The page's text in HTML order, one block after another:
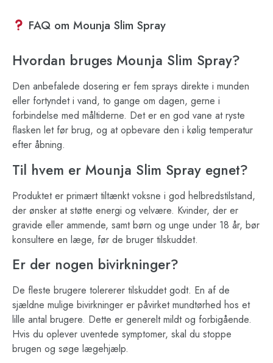
FAQ om Mounja Slim Spray
Hvordan bruges Mounja Slim Spray?
Den anbefalede dosering er fem sprays direkte i munden
eller fortyndet i vand, to gange om dagen, gerne i
forbindelse med måltiderne. Det er en god vane at ryste
flasken let før brug, og at opbevare den i kølig temperatur
efter åbning.
Til hvem er Mounja Slim Spray egnet?
Produktet er primært tiltænkt voksne i god helbredstilstand,
der ønsker at støtte energi og velvære. Kvinder, der er
gravide eller ammende, samt børn og unge under 18 år, bør
konsultere en læge, før de bruger tilskuddet.
Er der nogen bivirkninger?
De fleste brugere tolererer tilskuddet godt. En af de
sjældne mulige bivirkninger er påvirket mundtørhed hos et
lille antal brugere. Dette er generelt mildt og forbigående.
Hvis du oplever uventede symptomer, skal du stoppe
brugen og søge lægehjælp.